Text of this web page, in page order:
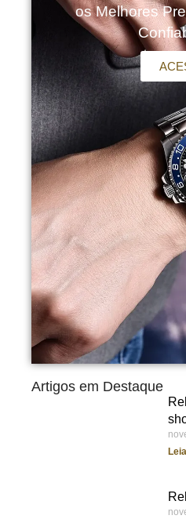
os Melhores
Artigos em Destaque